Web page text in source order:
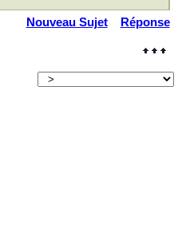
Nouveau Sujet Réponse